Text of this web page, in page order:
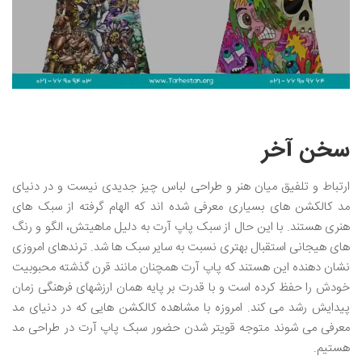
سخن آخر
ارتباط و تلفیق میان هنر و طراحی لباس چیز جدیدی نیست و در دنیای
مد کالکشن های بسیاری معرفی شده اند که الهام گرفته از سبک های
هنری هستند. با این حال از سبک پاپ آرت به دلیل ماهیتش، الگو و رنگ
های هیجانی استقبال بهتری نسبت به سایر سبک ها شد. ترندهای امروزی
نشان دهنده این هستند که پاپ آرت همچنان مانند قرن گذشته محبوبیت
خودش را حفظ کرده است و با قدرت بر پایه همان ارزشهای فرهنگی زمان
پیدایش رشد می کند. امروزه با مشاهده کالکشن هایی که در دنیای مد
معرفی می شوند متوجه قویتر شدن حضور سبک پاپ آرت در طراحی مد
هستیم.